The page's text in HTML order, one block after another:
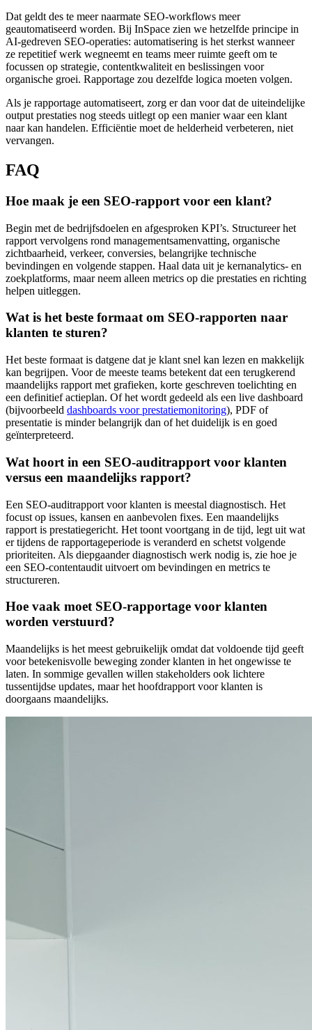
Dat geldt des te meer naarmate SEO-workflows meer
geautomatiseerd worden. Bij InSpace zien we hetzelfde principe in
AI-gedreven SEO-operaties: automatisering is het sterkst wanneer
ze repetitief werk wegneemt en teams meer ruimte geeft om te
focussen op strategie, contentkwaliteit en beslissingen voor
organische groei. Rapportage zou dezelfde logica moeten volgen.
Als je rapportage automatiseert, zorg er dan voor dat de uiteindelijke
output prestaties nog steeds uitlegt op een manier waar een klant
naar kan handelen. Efficiëntie moet de helderheid verbeteren, niet
vervangen.
FAQ
Hoe maak je een SEO-rapport voor een klant?
Begin met de bedrijfsdoelen en afgesproken KPI’s. Structureer het
rapport vervolgens rond managementsamenvatting, organische
zichtbaarheid, verkeer, conversies, belangrijke technische
bevindingen en volgende stappen. Haal data uit je kernanalytics- en
zoekplatforms, maar neem alleen metrics op die prestaties en richting
helpen uitleggen.
Wat is het beste formaat om SEO-rapporten naar
klanten te sturen?
Het beste formaat is datgene dat je klant snel kan lezen en makkelijk
kan begrijpen. Voor de meeste teams betekent dat een terugkerend
maandelijks rapport met grafieken, korte geschreven toelichting en
een definitief actieplan. Of het wordt gedeeld als een live dashboard
(bijvoorbeeld dashboards voor prestatiemonitoring), PDF of
presentatie is minder belangrijk dan of het duidelijk is en goed
geïnterpreteerd.
Wat hoort in een SEO-auditrapport voor klanten
versus een maandelijks rapport?
Een SEO-auditrapport voor klanten is meestal diagnostisch. Het
focust op issues, kansen en aanbevolen fixes. Een maandelijks
rapport is prestatiegericht. Het toont voortgang in de tijd, legt uit wat
er tijdens de rapportageperiode is veranderd en schetst volgende
prioriteiten. Als diepgaander diagnostisch werk nodig is, zie hoe je
een SEO-contentaudit uitvoert om bevindingen en metrics te
structureren.
Hoe vaak moet SEO-rapportage voor klanten
worden verstuurd?
Maandelijks is het meest gebruikelijk omdat dat voldoende tijd geeft
voor betekenisvolle beweging zonder klanten in het ongewisse te
laten. In sommige gevallen willen stakeholders ook lichtere
tussentijdse updates, maar het hoofdrapport voor klanten is
doorgaans maandelijks.